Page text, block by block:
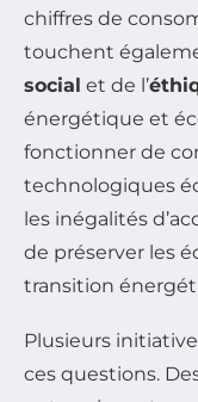
chiffres de
touchent
social et de l’
énergétique et
fonctionner de
technologiques
les inégalités
de préserver les
transition
Plusieurs
ces questions.